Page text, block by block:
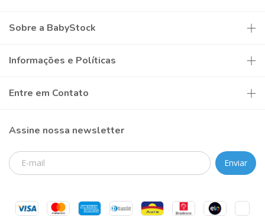
Sobre a BabyStock
Informações e Políticas
Entre em Contato
Assine nossa newsletter